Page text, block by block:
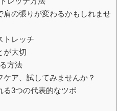
肩の張りが変わるかもしれませ
トレッチ
が大切
方法
ア、試してみませんか？
る3つの代表的なツボ